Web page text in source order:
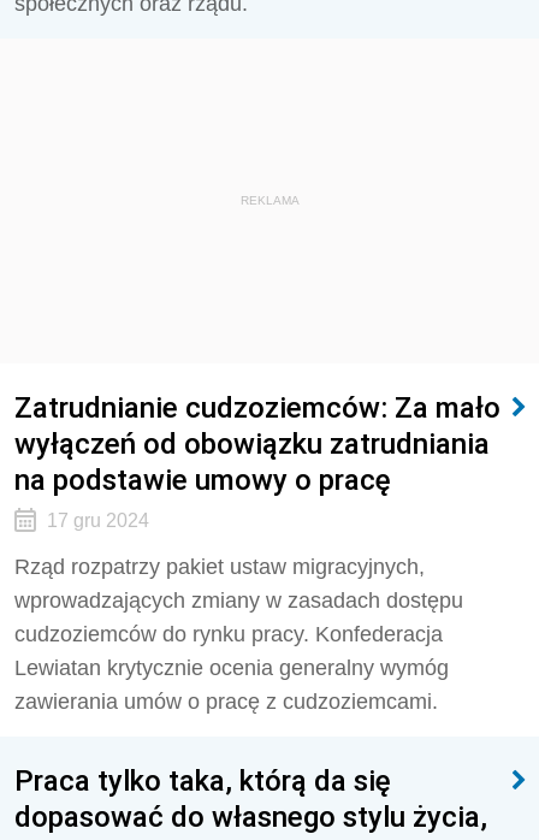
REKLAMA
Zatrudnianie cudzoziemców: Za mało
wyłączeń od obowiązku zatrudniania
na podstawie umowy o pracę
17 gru 2024
Rząd rozpatrzy pakiet ustaw migracyjnych,
wprowadzających zmiany w zasadach dostępu
cudzoziemców do rynku pracy. Konfederacja
Lewiatan krytycznie ocenia generalny wymóg
zawierania umów o pracę z cudzoziemcami.
Praca tylko taka, którą da się
dopasować do własnego stylu życia,